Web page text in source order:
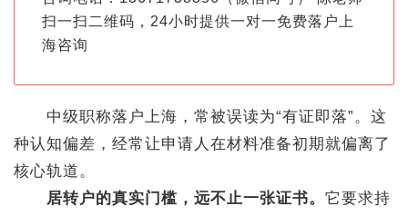
扫一扫二维码，24小时提供一对一免费落户上
海咨询
中级职称落户上海，常被误读为“有证即落”。这
种认知偏差，经常让申请人在材料准备初期就偏离了
核心轨道。
居转户的真实门槛，远不止一张证书。 它要求持